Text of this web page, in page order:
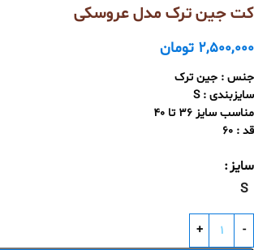
کت جین ترک مدل عروسکی
2,500,000 تومان
جنس : جین ترک
سایزبندی : S
مناسب سایز 36 تا 40
قد : 60
سایز
S